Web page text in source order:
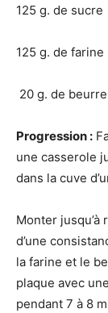
125 g. de sucre
125 g. de farine
20 g. de beurre
Progression :
une casserole
dans la cuve
Monter jusqu’à
d’une
la farine et le
plaque avec
pendant 7 à 8